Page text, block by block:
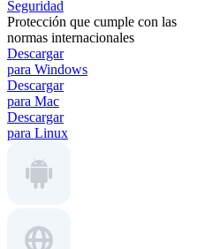
Seguridad
Protección que cumple con las
normas internacionales
Descargar
para Windows
Descargar
para Mac
Descargar
para Linux